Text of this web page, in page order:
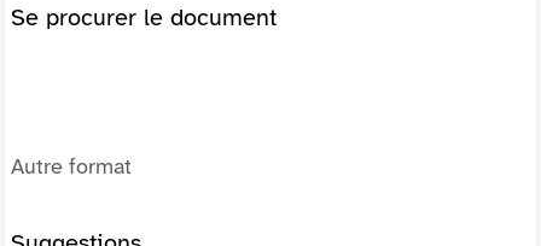
Se procurer le document
Autre format